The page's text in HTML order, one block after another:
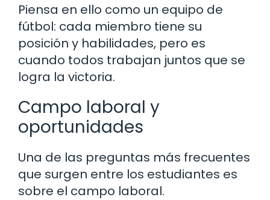
Piensa en ello como un equipo de
fútbol: cada miembro tiene su
posición y habilidades, pero es
cuando todos trabajan juntos que se
logra la victoria.
Campo laboral y
oportunidades
Una de las preguntas más frecuentes
que surgen entre los estudiantes es
sobre el campo laboral.